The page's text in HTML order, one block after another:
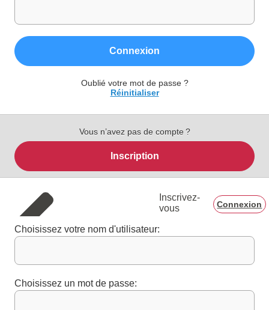
Connexion
Oublié votre mot de passe ?
Réinitialiser
Vous n’avez pas de compte ?
Inscription
Inscrivez-
vous
Connexion
Choisissez votre nom d'utilisateur:
Choisissez un mot de passe: